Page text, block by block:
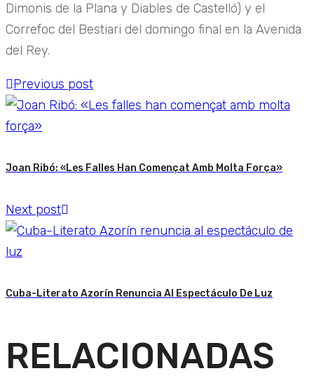
Dimonis de la Plana y Diables de Castelló) y el
Correfoc del Bestiari del domingo final en la Avenida
del Rey.
Previous post
Joan Ribó: «Les Falles Han Començat Amb Molta Força»
Next post
Cuba-Literato Azorín Renuncia Al Espectáculo De Luz
RELACIONADAS